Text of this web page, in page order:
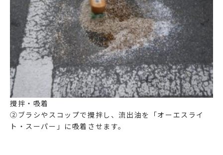
攪拌・吸着
②ブラシやスコップで攪拌し、流出油を 「オーエスライ
ト・スーパー」 に吸着させます。